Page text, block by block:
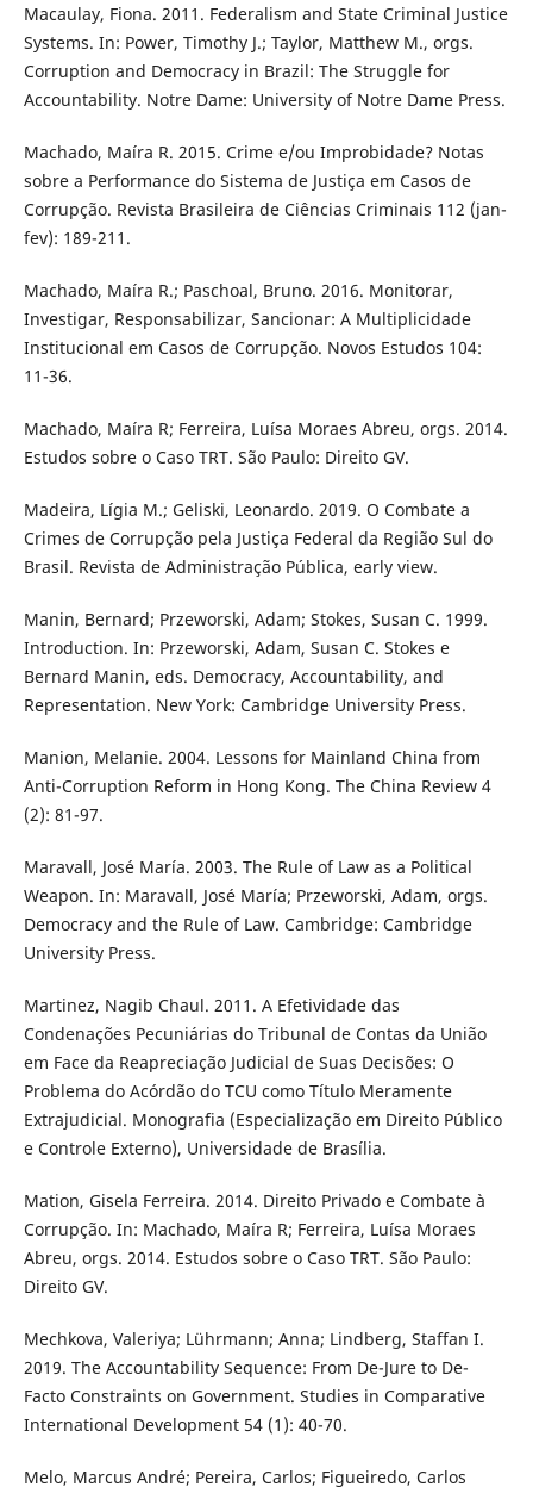
Macaulay, Fiona. 2011. Federalism and State Criminal Justice
Systems. In: Power, Timothy J.; Taylor, Matthew M., orgs.
Corruption and Democracy in Brazil: The Struggle for
Accountability. Notre Dame: University of Notre Dame Press.
Machado, Maíra R. 2015. Crime e/ou Improbidade? Notas
sobre a Performance do Sistema de Justiça em Casos de
Corrupção. Revista Brasileira de Ciências Criminais 112 (jan-
fev): 189-211.
Machado, Maíra R.; Paschoal, Bruno. 2016. Monitorar,
Investigar, Responsabilizar, Sancionar: A Multiplicidade
Institucional em Casos de Corrupção. Novos Estudos 104:
11-36.
Machado, Maíra R; Ferreira, Luísa Moraes Abreu, orgs. 2014.
Estudos sobre o Caso TRT. São Paulo: Direito GV.
Madeira, Lígia M.; Geliski, Leonardo. 2019. O Combate a
Crimes de Corrupção pela Justiça Federal da Região Sul do
Brasil. Revista de Administração Pública, early view.
Manin, Bernard; Przeworski, Adam; Stokes, Susan C. 1999.
Introduction. In: Przeworski, Adam, Susan C. Stokes e
Bernard Manin, eds. Democracy, Accountability, and
Representation. New York: Cambridge University Press.
Manion, Melanie. 2004. Lessons for Mainland China from
Anti-Corruption Reform in Hong Kong. The China Review 4
(2): 81-97.
Maravall, José María. 2003. The Rule of Law as a Political
Weapon. In: Maravall, José María; Przeworski, Adam, orgs.
Democracy and the Rule of Law. Cambridge: Cambridge
University Press.
Martinez, Nagib Chaul. 2011. A Efetividade das
Condenações Pecuniárias do Tribunal de Contas da União
em Face da Reapreciação Judicial de Suas Decisões: O
Problema do Acórdão do TCU como Título Meramente
Extrajudicial. Monografia (Especialização em Direito Público
e Controle Externo), Universidade de Brasília.
Mation, Gisela Ferreira. 2014. Direito Privado e Combate à
Corrupção. In: Machado, Maíra R; Ferreira, Luísa Moraes
Abreu, orgs. 2014. Estudos sobre o Caso TRT. São Paulo:
Direito GV.
Mechkova, Valeriya; Lührmann; Anna; Lindberg, Staffan I.
2019. The Accountability Sequence: From De-Jure to De-
Facto Constraints on Government. Studies in Comparative
International Development 54 (1): 40-70.
Melo, Marcus André; Pereira, Carlos; Figueiredo, Carlos